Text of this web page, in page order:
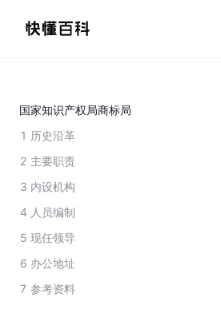
国家知识产权局商标局
1 历史沿革
2 主要职责
3 内设机构
4 人员编制
5 现任领导
6 办公地址
7 参考资料